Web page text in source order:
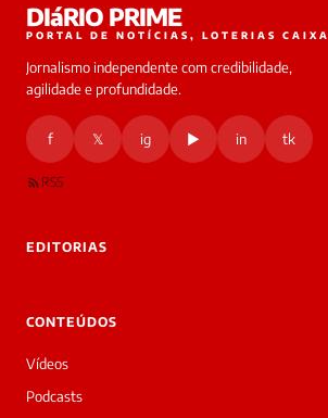
DIáRIO PRIME
PORTAL DE NOTÍCIAS, LOTERIAS CAIXA
Jornalismo independente com credibilidade,
agilidade e profundidade.
f 𝕏 ig ▶ in tk
RSS
EDITORIAS
CONTEÚDOS
Vídeos
Podcasts